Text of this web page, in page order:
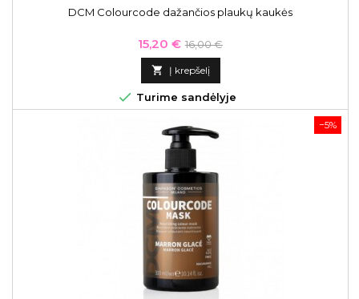
DCM Colourcode dažančios plaukų kaukės
Kaina
15,20 € Bazinė
kaina
16,00 €
 Į krepšelį
 Turime sandėlyje
−5%